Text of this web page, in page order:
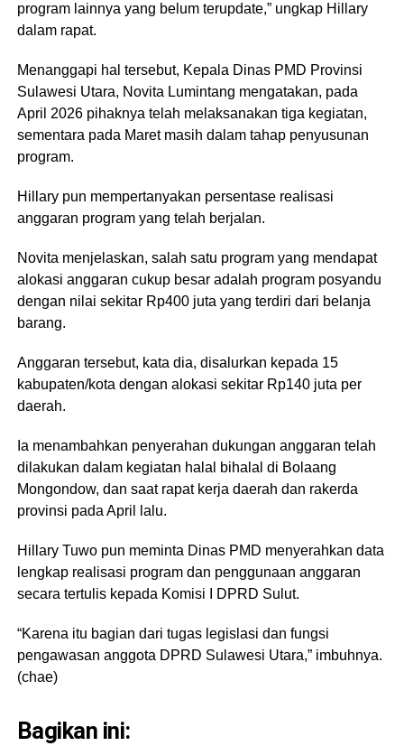
program lainnya yang belum terupdate,” ungkap Hillary
dalam rapat.
Menanggapi hal tersebut, Kepala Dinas PMD Provinsi
Sulawesi Utara, Novita Lumintang mengatakan, pada
April 2026 pihaknya telah melaksanakan tiga kegiatan,
sementara pada Maret masih dalam tahap penyusunan
program.
Hillary pun mempertanyakan persentase realisasi
anggaran program yang telah berjalan.
Novita menjelaskan, salah satu program yang mendapat
alokasi anggaran cukup besar adalah program posyandu
dengan nilai sekitar Rp400 juta yang terdiri dari belanja
barang.
Anggaran tersebut, kata dia, disalurkan kepada 15
kabupaten/kota dengan alokasi sekitar Rp140 juta per
daerah.
Ia menambahkan penyerahan dukungan anggaran telah
dilakukan dalam kegiatan halal bihalal di Bolaang
Mongondow, dan saat rapat kerja daerah dan rakerda
provinsi pada April lalu.
Hillary Tuwo pun meminta Dinas PMD menyerahkan data
lengkap realisasi program dan penggunaan anggaran
secara tertulis kepada Komisi I DPRD Sulut.
“Karena itu bagian dari tugas legislasi dan fungsi
pengawasan anggota DPRD Sulawesi Utara,” imbuhnya.
(chae)
Bagikan ini: